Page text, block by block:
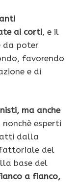
ai corti, e il
da poter
favorendo
e di
ma anche
nonchè esperti
dalla
del
base del
a fianco,